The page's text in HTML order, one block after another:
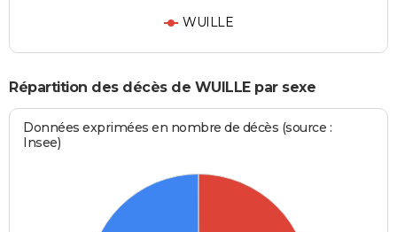
WUILLE
Répartition des décès de WUILLE par sexe
Données exprimées en nombre de décès (source :
Insee)